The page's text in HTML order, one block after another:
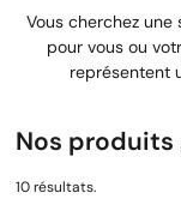
Vous cherchez
pour vous ou
représentent
particulièrement
personnalisée.
complexe, ces
quotidien.
Nos
10 résultats.